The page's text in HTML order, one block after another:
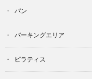
パン
パーキングエリア
ピラティス